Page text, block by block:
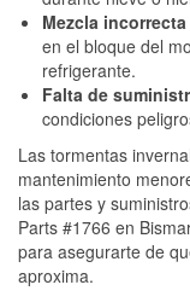
Mezcla
en el bloque del
refrigerante.
Falta de
condiciones
Las tormentas
mantenimiento
las partes y
Parts #1766 en
para asegurarte de
aproxima.